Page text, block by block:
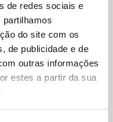
de redes sociais e
partilhamos
do site com os
de publicidade e de
outras informações
estes a partir da sua